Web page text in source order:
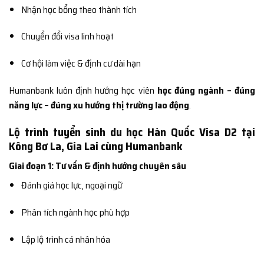
Nhận học bổng theo thành tích
Chuyển đổi visa linh hoạt
Cơ hội làm việc & định cư dài hạn
Humanbank luôn định hướng học viên học đúng ngành – đúng
năng lực – đúng xu hướng thị trường lao động.
Lộ trình tuyển sinh du học Hàn Quốc Visa D2 tại
Kông Bơ La, Gia Lai cùng Humanbank
Giai đoạn 1: Tư vấn & định hướng chuyên sâu
Đánh giá học lực, ngoại ngữ
Phân tích ngành học phù hợp
Lập lộ trình cá nhân hóa